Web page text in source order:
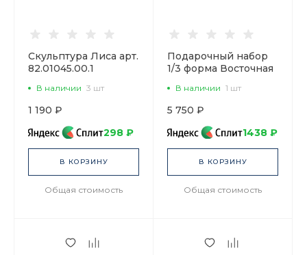
Скульптура Лиса арт.
82.01045.00.1
В наличии 3 шт
1 190 ₽
298 ₽
В КОРЗИНУ
Общая стоимость
Подарочный набор
1/3 форма Восточная
арт. 81.32842.00.1
В наличии 1 шт
5 750 ₽
1438 ₽
В КОРЗИНУ
Общая стоимость